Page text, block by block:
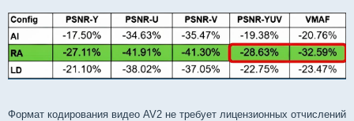
Формат кодирования видео AV2 не требует лицензионных отчислений